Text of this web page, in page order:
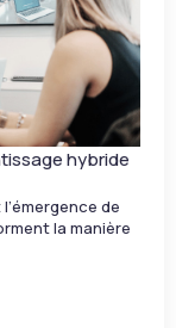
hybride
de
la manière